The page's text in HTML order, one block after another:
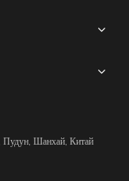
Шанхай, Китай